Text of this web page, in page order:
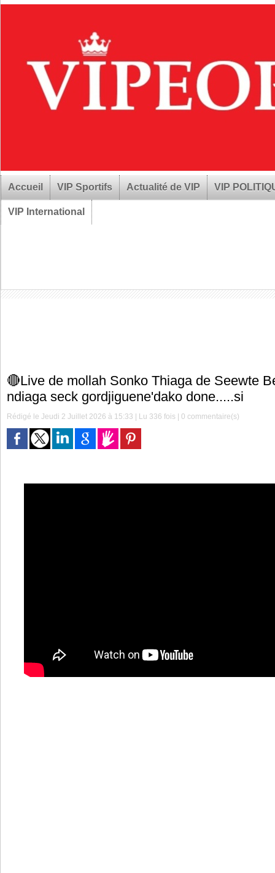
Accueil VIP Sportifs Actualité de VIP VIP
VIP International
🔴Live de mollah Sonko Thiaga de Seewte
ndiaga seck gordjiguene'dako done.....si
Rédigé le Jeudi 2 Juillet 2026 à 15:33 | Lu 336 fois |0 commentaire(s)